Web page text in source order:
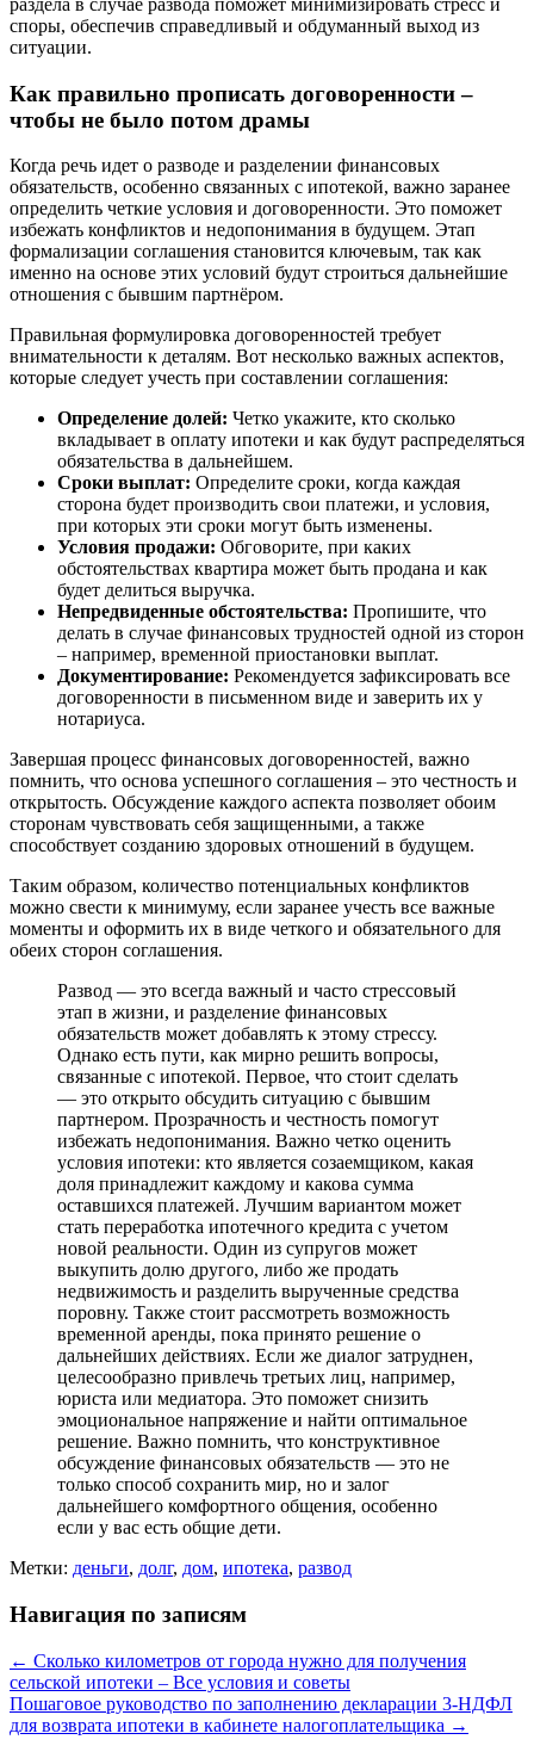
споры, обеспечив справедливый и обдуманный выход из
ситуации.
Как правильно прописать договоренности –
чтобы не было потом драмы
Когда речь идет о разводе и разделении финансовых
обязательств, особенно связанных с ипотекой, важно заранее
определить четкие условия и договоренности. Это поможет
избежать конфликтов и недопонимания в будущем. Этап
формализации соглашения становится ключевым, так как
именно на основе этих условий будут строиться дальнейшие
отношения с бывшим партнёром.
Правильная формулировка договоренностей требует
внимательности к деталям. Вот несколько важных аспектов,
которые следует учесть при составлении соглашения:
Определение долей: Четко укажите, кто сколько
вкладывает в оплату ипотеки и как будут распределяться
обязательства в дальнейшем.
Сроки выплат: Определите сроки, когда каждая
сторона будет производить свои платежи, и условия,
при которых эти сроки могут быть изменены.
Условия продажи: Обговорите, при каких
обстоятельствах квартира может быть продана и как
будет делиться выручка.
Непредвиденные обстоятельства: Пропишите, что
делать в случае финансовых трудностей одной из сторон
– например, временной приостановки выплат.
Документирование: Рекомендуется зафиксировать все
договоренности в письменном виде и заверить их у
нотариуса.
Завершая процесс финансовых договоренностей, важно
помнить, что основа успешного соглашения – это честность и
открытость. Обсуждение каждого аспекта позволяет обоим
сторонам чувствовать себя защищенными, а также
способствует созданию здоровых отношений в будущем.
Таким образом, количество потенциальных конфликтов
можно свести к минимуму, если заранее учесть все важные
моменты и оформить их в виде четкого и обязательного для
обеих сторон соглашения.
Развод — это всегда важный и часто стрессовый
этап в жизни, и разделение финансовых
обязательств может добавлять к этому стрессу.
Однако есть пути, как мирно решить вопросы,
связанные с ипотекой. Первое, что стоит сделать
— это открыто обсудить ситуацию с бывшим
партнером. Прозрачность и честность помогут
избежать недопонимания. Важно четко оценить
условия ипотеки: кто является созаемщиком, какая
доля принадлежит каждому и какова сумма
оставшихся платежей. Лучшим вариантом может
стать переработка ипотечного кредита с учетом
новой реальности. Один из супругов может
выкупить долю другого, либо же продать
недвижимость и разделить вырученные средства
поровну. Также стоит рассмотреть возможность
временной аренды, пока принято решение о
дальнейших действиях. Если же диалог затруднен,
целесообразно привлечь третьих лиц, например,
юриста или медиатора. Это поможет снизить
эмоциональное напряжение и найти оптимальное
решение. Важно помнить, что конструктивное
обсуждение финансовых обязательств — это не
только способ сохранить мир, но и залог
дальнейшего комфортного общения, особенно
если у вас есть общие дети.
Метки: деньги, долг, дом, ипотека, развод
Навигация по записям
← Сколько километров от города нужно для получения
сельской ипотеки – Все условия и советы
Пошаговое руководство по заполнению декларации 3-НДФЛ
для возврата ипотеки в кабинете налогоплательщика →